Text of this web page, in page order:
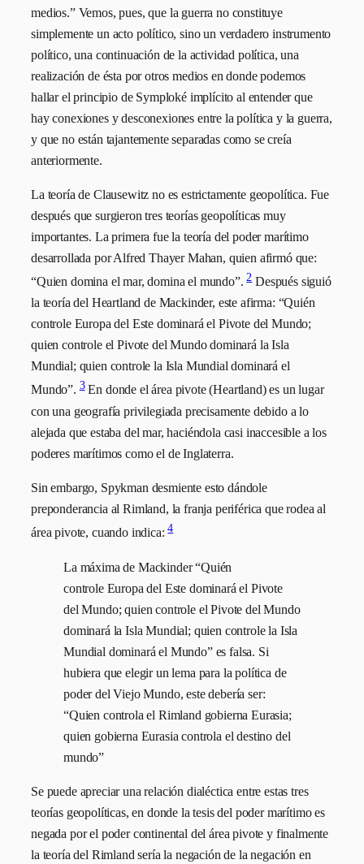
medios.” Vemos, pues, que la guerra no constituye
simplemente un acto político, sino un verdadero instrumento
político, una continuación de la actividad política, una
realización de ésta por otros medios en donde podemos
hallar el principio de Symploké implícito al entender que
hay conexiones y desconexiones entre la política y la guerra,
y que no están tajantemente separadas como se creía
anteriormente.
La teoría de Clausewitz no es estrictamente geopolítica. Fue
después que surgieron tres teorías geopolíticas muy
importantes. La primera fue la teoría del poder marítimo
desarrollada por Alfred Thayer Mahan, quien afirmó que:
“Quien domina el mar, domina el mundo”.2Después siguió
la teoría del Heartland de Mackinder, este afirma: “Quién
controle Europa del Este dominará el Pivote del Mundo;
quien controle el Pivote del Mundo dominará la Isla
Mundial; quien controle la Isla Mundial dominará el
Mundo”.3En donde el área pivote (Heartland) es un lugar
con una geografía privilegiada precisamente debido a lo
alejada que estaba del mar, haciéndola casi inaccesible a los
poderes marítimos como el de Inglaterra.
Sin embargo, Spykman desmiente esto dándole
preponderancia al Rimland, la franja periférica que rodea al
área pivote, cuando indica:4
La máxima de Mackinder “Quién
controle Europa del Este dominará el Pivote
del Mundo; quien controle el Pivote del Mundo
dominará la Isla Mundial; quien controle la Isla
Mundial dominará el Mundo” es falsa. Si
hubiera que elegir un lema para la política de
poder del Viejo Mundo, este debería ser:
“Quien controla el Rimland gobierna Eurasia;
quien gobierna Eurasia controla el destino del
mundo”
Se puede apreciar una relación dialéctica entre estas tres
teorías geopolíticas, en donde la tesis del poder marítimo es
negada por el poder continental del área pivote y finalmente
la teoría del Rimland sería la negación de la negación en